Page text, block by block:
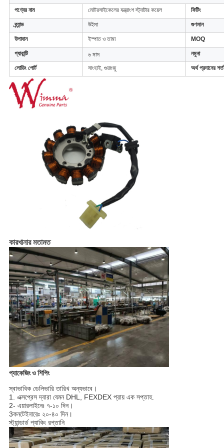
পণ্যের নাম মোটরসাইকেলের যন্ত্রাংশ স্ট্যাটার কয়েল ফিটিং
ব্র্যান্ড উইমা গুণমান
উপাদান ইস্পাত ও তামা MOQ
গ্যারান্টি ৬ মাস নমুনা
লোডিং পোর্ট সাংহাই, গুয়াংজু অর্থ প্রদানের
কারখানার মতামত
প্যাকেজিং ও শিপিং
স্বাভাবিক ডেলিভারি তারিখ অন্যভাবে।
1. এক্সপ্রেস দ্বারা যেমন DHL, FEXDEX প্রায় এক সপ্তাহ.
2- এয়ারলাইনেঃ ৭-১০ দিন।
3কনটেইনারেঃ ২০-৪০ দিন।
স্ট্যান্ডার্ড প্যাকিং রপ্তানি